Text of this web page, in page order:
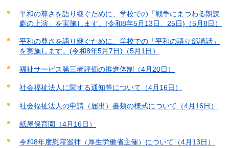
平和の尊さを語り継ぐために、学校での「戦争にまつわる朗読
劇の上演」を実施します。(令和8年5月13日、25日)（5月8日）
平和の尊さを語り継ぐために、学校での「平和の語り部講話」
を実施します。(令和8年5月7日)（5月1日）
福祉サービス第三者評価の推進体制（4月20日）
社会福祉法人に関する通知等について（4月16日）
社会福祉法人の申請（届出）書類の様式について（4月16日）
紙屋保育園（4月16日）
令和8年度慰霊巡拝（厚生労働省主催）について（4月13日）